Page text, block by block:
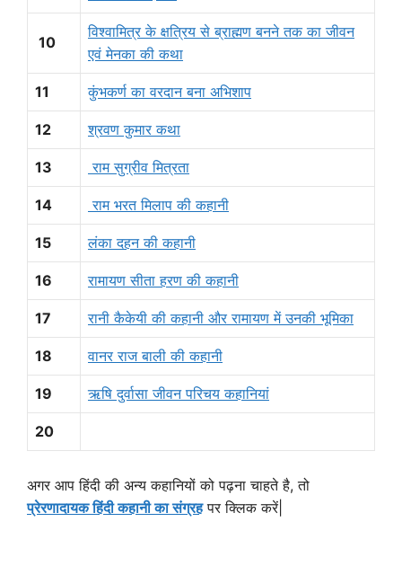
10
विश्वामित्र के क्षत्रिय से ब्राह्मण बनने तक का जीवन
एवं मेनका की कथा
11 कुंभकर्ण का वरदान बना अभिशाप
12 श्रवण कुमार कथा
13 राम सुग्रीव मित्रता
14 राम भरत मिलाप की कहानी
15 लंका दहन की कहानी
16 रामायण सीता हरण की कहानी
17 रानी कैकेयी की कहानी और रामायण में उनकी भूमिका
18 वानर राज बाली की कहानी
19 ऋषि दुर्वासा जीवन परिचय कहानियां
20
अगर आप हिंदी की अन्य कहानियों को पढ़ना चाहते है, तो
प्रेरणादायक हिंदी कहानी का संग्रहपर क्लिक करें|